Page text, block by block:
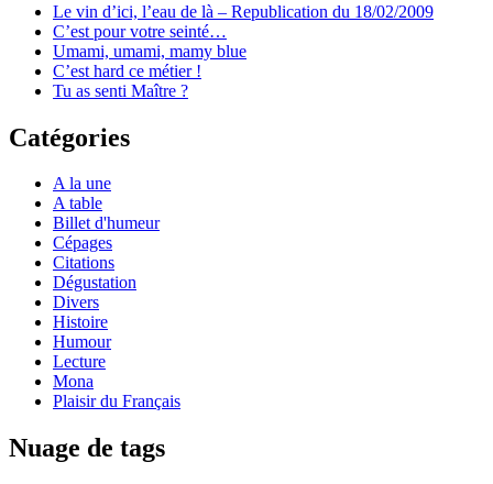
Le vin d’ici, l’eau de là – Republication du 18/02/2009
C’est pour votre seinté…
Umami, umami, mamy blue
C’est hard ce métier !
Tu as senti Maître ?
Catégories
A la une
A table
Billet d'humeur
Cépages
Citations
Dégustation
Divers
Histoire
Humour
Lecture
Mona
Plaisir du Français
Nuage de tags